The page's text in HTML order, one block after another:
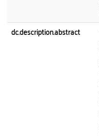
dc.description.abstract